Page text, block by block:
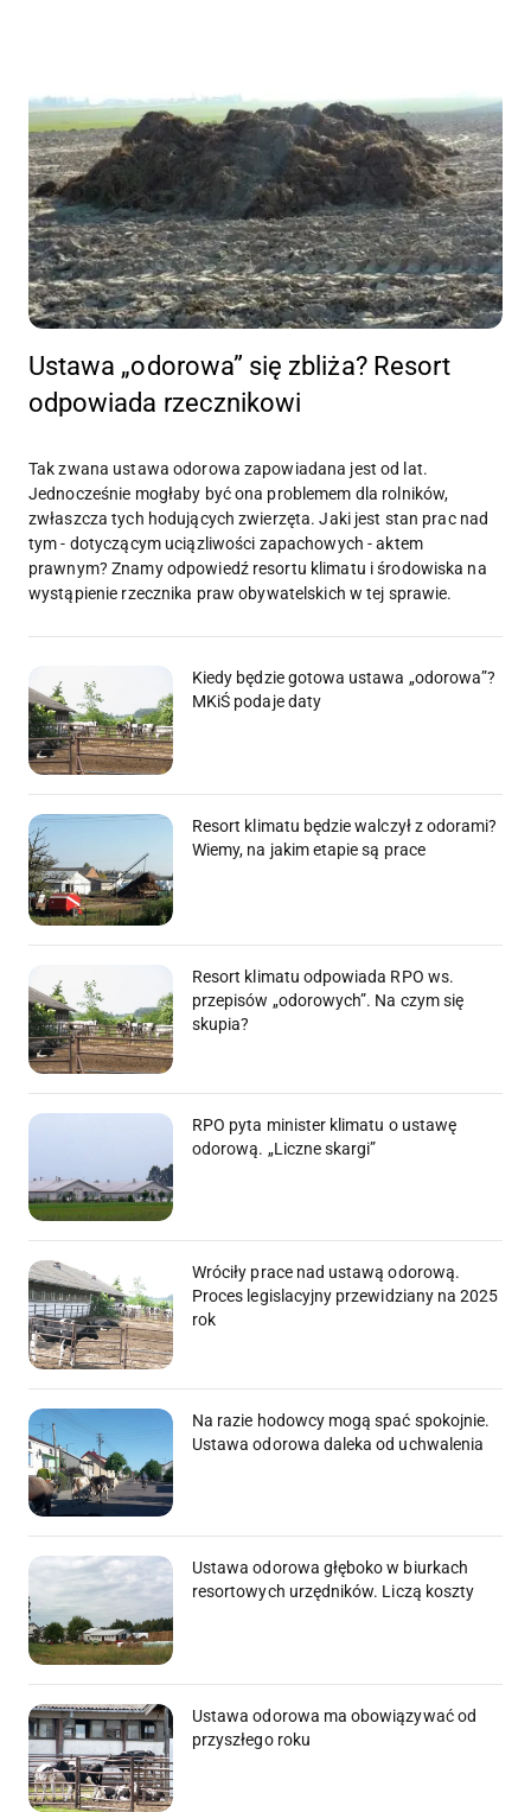
Ustawa „odorowa” się zbliża? Resort
odpowiada rzecznikowi
Tak zwana ustawa odorowa zapowiadana jest od lat.
Jednocześnie mogłaby być ona problemem dla rolników,
zwłaszcza tych hodujących zwierzęta. Jaki jest stan prac nad
tym - dotyczącym uciązliwości zapachowych - aktem
prawnym? Znamy odpowiedź resortu klimatu i środowiska na
wystąpienie rzecznika praw obywatelskich w tej sprawie.
Kiedy będzie gotowa ustawa „odorowa”?
MKiŚ podaje daty
Resort klimatu będzie walczył z odorami?
Wiemy, na jakim etapie są prace
Resort klimatu odpowiada RPO ws.
przepisów „odorowych”. Na czym się
skupia?
RPO pyta minister klimatu o ustawę
odorową. „Liczne skargi”
Wróciły prace nad ustawą odorową.
Proces legislacyjny przewidziany na 2025
rok
Na razie hodowcy mogą spać spokojnie.
Ustawa odorowa daleka od uchwalenia
Ustawa odorowa głęboko w biurkach
resortowych urzędników. Liczą koszty
Ustawa odorowa ma obowiązywać od
przyszłego roku